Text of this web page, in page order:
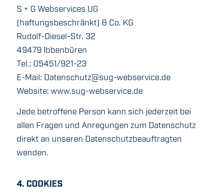
S + G Webservices UG
(haftungsbeschränkt) & Co. KG
Rudolf-Diesel-Str. 32
49479 Ibbenbüren
Tel.: 05451/921-23
E-Mail:
Datenschutz@sug-webservice.de
Website: www.sug-webservice.de
Jede betroffene Person kann sich jederzeit bei
allen Fragen und Anregungen zum Datenschutz
direkt an unseren Datenschutzbeauftragten
wenden.
4. COOKIES